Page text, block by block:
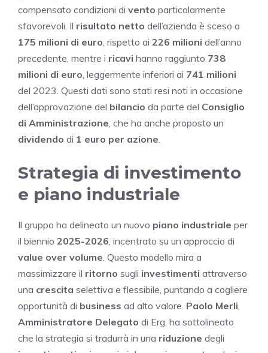
compensato condizioni di vento particolarmente
sfavorevoli. Il risultato netto dell’azienda è sceso a
175 milioni di euro , rispetto ai 226 milioni dell’anno
precedente, mentre i ricavi hanno raggiunto 738
milioni di euro , leggermente inferiori ai 741 milioni
del 2023. Questi dati sono stati resi noti in occasione
dell’approvazione del bilancio da parte del Consiglio
di Amministrazione , che ha anche proposto un
dividendo di 1 euro per azione
Strategia di investimento
e piano industriale
Il gruppo ha delineato un nuovo piano industriale per
il biennio 2025-2026 , incentrato su un approccio di
value over volume . Questo modello mira a
massimizzare il ritorno sugli investimenti attraverso
una crescita selettiva e flessibile, puntando a cogliere
opportunità di business ad alto valore. Paolo Merli
Amministratore Delegato di Erg, ha sottolineato
che la strategia si tradurrà in una riduzione degli